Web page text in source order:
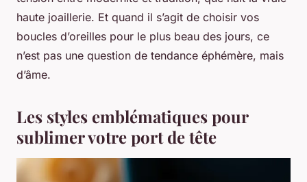
haute joaillerie. Et quand il s’agit de choisir vos
boucles d’oreilles pour le plus beau des jours, ce
n’est pas une question de tendance éphémère, mais
d’âme.
Les styles emblématiques pour
sublimer votre port de tête